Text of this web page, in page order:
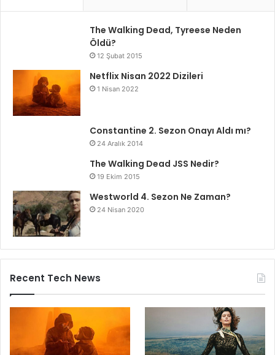
The Walking Dead, Tyreese Neden
Öldü?
12 Şubat 2015
Netflix Nisan 2022 Dizileri
1 Nisan 2022
Constantine 2. Sezon Onayı Aldı mı?
24 Aralık 2014
The Walking Dead JSS Nedir?
19 Ekim 2015
Westworld 4. Sezon Ne Zaman?
24 Nisan 2020
Recent Tech News